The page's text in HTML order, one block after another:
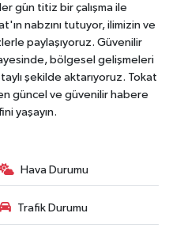
gün titiz bir çalışma ile
nabzını tutuyor, ilimizin ve
paylaşıyoruz. Güvenilir
bölgesel gelişmeleri
şekilde aktarıyoruz. Tokat
güncel ve güvenilir habere
yaşayın.
Hava Durumu
Trafik Durumu